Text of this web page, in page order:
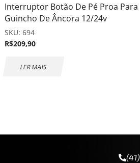
Interruptor Botão De Pé Proa Para
Guincho De Âncora 12/24v
SKU: 694
R$209,90
LER MAIS